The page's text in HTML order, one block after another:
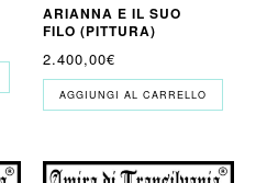
ARIANNA E IL SUO
FILO (PITTURA)
2.400,00€
AGGIUNGI AL CARRELLO